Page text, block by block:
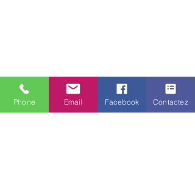
Phone Email Facebook Contactez